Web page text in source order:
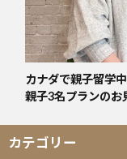
カナダで親子留学
親子3名プランのお
カテゴリー